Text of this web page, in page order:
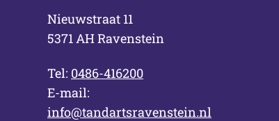
Nieuwstraat 11
5371 AH Ravenstein
Tel: 0486-416200
E-mail:
info@tandartsravenstein.nl